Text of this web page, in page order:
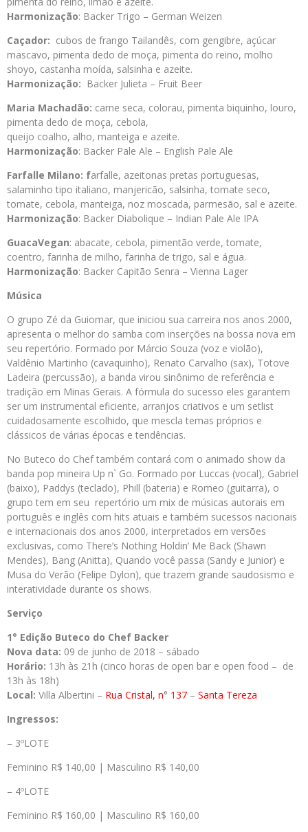
Harmonização: Backer Trigo – German Weizen
Caçador: cubos de frango Tailandês, com gengibre, açúcar
mascavo, pimenta dedo de moça, pimenta do reino, molho
shoyo, castanha moída, salsinha e azeite.
Harmonização: Backer Julieta – Fruit Beer
Maria Machadão: carne seca, colorau, pimenta biquinho, louro,
pimenta dedo de moça, cebola,
queijo coalho, alho, manteiga e azeite.
Harmonização: Backer Pale Ale – English Pale Ale
Farfalle Milano: farfalle, azeitonas pretas portuguesas,
salaminho tipo italiano, manjericão, salsinha, tomate seco,
tomate, cebola, manteiga, noz moscada, parmesão, sal e azeite.
Harmonização: Backer Diabolique – Indian Pale Ale IPA
GuacaVegan: abacate, cebola, pimentão verde, tomate,
coentro, farinha de milho, farinha de trigo, sal e água.
Harmonização: Backer Capitão Senra – Vienna Lager
Música
O grupo Zé da Guiomar, que iniciou sua carreira nos anos 2000,
apresenta o melhor do samba com inserções na bossa nova em
seu repertório. Formado por Márcio Souza (voz e violão),
Valdênio Martinho (cavaquinho), Renato Carvalho (sax), Totove
Ladeira (percussão), a banda virou sinônimo de referência e
tradição em Minas Gerais. A fórmula do sucesso eles garantem
ser um instrumental eficiente, arranjos criativos e um setlist
cuidadosamente escolhido, que mescla temas próprios e
clássicos de várias épocas e tendências.
No Buteco do Chef também contará com o animado show da
banda pop mineira Up n` Go. Formado por Luccas (vocal), Gabriel
(baixo), Paddys (teclado), Phill (bateria) e Romeo (guitarra), o
grupo tem em seu repertório um mix de músicas autorais em
português e inglês com hits atuais e também sucessos nacionais
e internacionais dos anos 2000, interpretados em versões
exclusivas, como There’s Nothing Holdin’ Me Back (Shawn
Mendes), Bang (Anitta), Quando você passa (Sandy e Junior) e
Musa do Verão (Felipe Dylon), que trazem grande saudosismo e
interatividade durante os shows.
Serviço
1° Edição Buteco do Chef Backer
Nova data: 09 de junho de 2018 – sábado
Horário: 13h às 21h (cinco horas de open bar e open food – de
13h às 18h)
Local: Villa Albertini – Rua Cristal, n° 137 – Santa Tereza
Ingressos:
– 3ºLOTE
Feminino R$ 140,00 | Masculino R$ 140,00
– 4ºLOTE
Feminino R$ 160,00 | Masculino R$ 160,00